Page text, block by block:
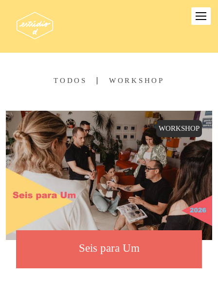
TODOS WORKSHOP
Seis para Um
WORKSHOP